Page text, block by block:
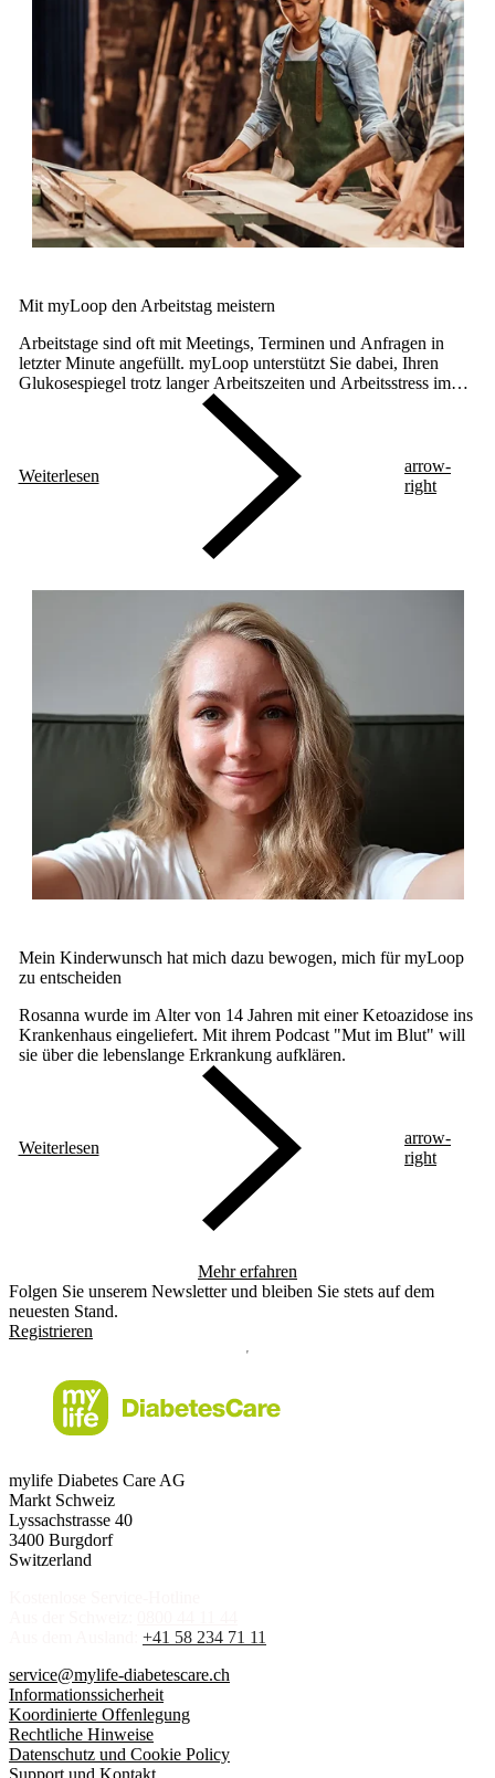
Mit myLoop den Arbeitstag meistern
Arbeitstage sind oft mit Meetings, Terminen und Anfragen in
letzter Minute angefüllt. myLoop unterstützt Sie dabei, Ihren
Glukosespiegel trotz langer Arbeitszeiten und Arbeitsstress im
Weiterlesen
arrow-
right
Mein Kinderwunsch hat mich dazu bewogen, mich für myLoop
zu entscheiden
Rosanna wurde im Alter von 14 Jahren mit einer Ketoazidose ins
Krankenhaus eingeliefert. Mit ihrem Podcast "Mut im Blut" will
sie über die lebenslange Erkrankung aufklären.
Weiterlesen
arrow-
right
Mehr erfahren
Folgen Sie unserem Newsletter und bleiben Sie stets auf dem
neuesten Stand.
Registrieren
mylife Diabetes Care AG
Markt Schweiz
Lyssachstrasse 40
3400 Burgdorf
Switzerland
+41 58 234 71 11
service@mylife-diabetescare.ch
Informationssicherheit
Koordinierte Offenlegung
Rechtliche Hinweise
Datenschutz und Cookie Policy
Support und Kontakt